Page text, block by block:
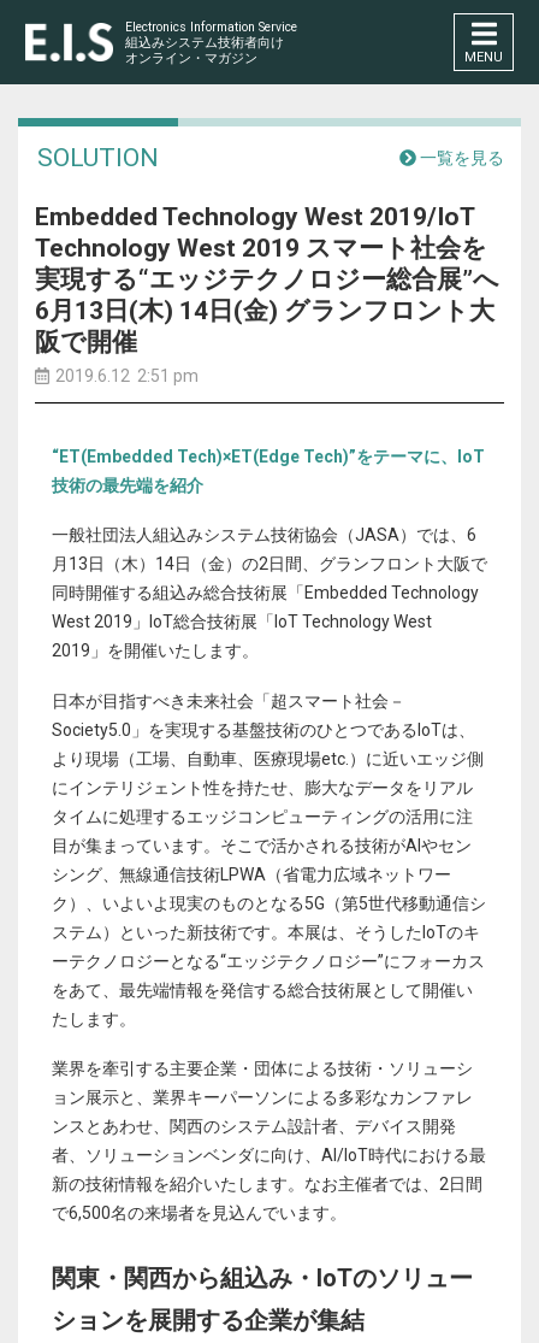
Electronics Information Service
組込みシステム技術者向け
オンライン・マガジン
MENU
SOLUTION 一覧を見る
Embedded Technology West 2019/IoT
Technology West 2019 スマート社会を
実現する“エッジテクノロジー総合展”へ
6月13日(木) 14日(金) グランフロント大
阪で開催
2019.6.12 2:51 pm
“ET(Embedded Tech)×ET(Edge Tech)”をテーマに、IoT
技術の最先端を紹介
一般社団法人組込みシステム技術協会（JASA）では、6
月13日（木）14日（金）の2日間、グランフロント大阪で
同時開催する組込み総合技術展「Embedded Technology
West 2019」IoT総合技術展「IoT Technology West
2019」を開催いたします。
日本が目指すべき未来社会「超スマート社会－
Society5.0」を実現する基盤技術のひとつであるIoTは、
より現場（工場、自動車、医療現場etc.）に近いエッジ側
にインテリジェント性を持たせ、膨大なデータをリアル
タイムに処理するエッジコンピューティングの活用に注
目が集まっています。そこで活かされる技術がAIやセン
シング、無線通信技術LPWA（省電力広域ネットワー
ク）、いよいよ現実のものとなる5G（第5世代移動通信シ
ステム）といった新技術です。本展は、そうしたIoTのキ
ーテクノロジーとなる“エッジテクノロジー”にフォーカス
をあて、最先端情報を発信する総合技術展として開催い
たします。
業界を牽引する主要企業・団体による技術・ソリューシ
ョン展示と、業界キーパーソンによる多彩なカンファレ
ンスとあわせ、関西のシステム設計者、デバイス開発
者、ソリューションベンダに向け、AI/IoT時代における最
新の技術情報を紹介いたします。なお主催者では、2日間
で6,500名の来場者を見込んでいます。
関東・関西から組込み・IoTのソリュー
ションを展開する企業が集結